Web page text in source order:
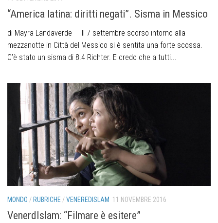
“America latina: diritti negati”. Sisma in Messico
di Mayra Landaverde Il 7 settembre scorso intorno alla
mezzanotte in Città del Messico si è sentita una forte scossa.
C’è stato un sisma di 8.4 Richter. E credo che a tutti...
MONDO / RUBRICHE /VENEREDISLAM 11 NOVEMBRE 2016
VenerdIslam: “Filmare è esitere”